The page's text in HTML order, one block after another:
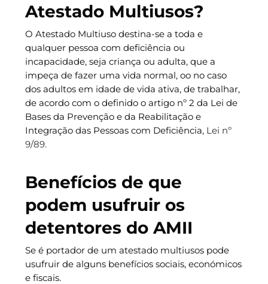
Atestado Multiusos?
O Atestado Multiuso destina-se a toda e
qualquer pessoa com deficiência ou
incapacidade, seja criança ou adulta, que a
impeça de fazer uma vida normal, oo no caso
dos adultos em idade de vida ativa, de trabalhar,
de acordo com o definido o artigo nº 2 da Lei de
Bases da Prevenção e da Reabilitação e
Integração das Pessoas com Deficiência, Lei nº
9/89.
Benefícios de que
podem usufruir os
detentores do AMII
Se é portador de um atestado multiusos pode
usufruir de alguns benefícios sociais, económicos
e fiscais.